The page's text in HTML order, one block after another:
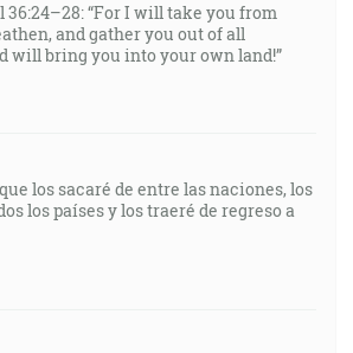
36:24–28: “For I will take you from
and gather you out of all
will bring you into your own land!”
que los sacaré de entre las naciones, los
los países y los traeré de regreso a